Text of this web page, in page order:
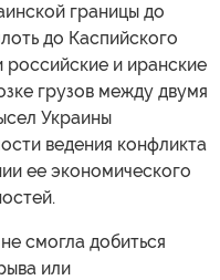
границы до
до Каспийского
российские и иранские
грузов между двумя
Украины
ведения конфликта
ее экономического
смогла добиться
или